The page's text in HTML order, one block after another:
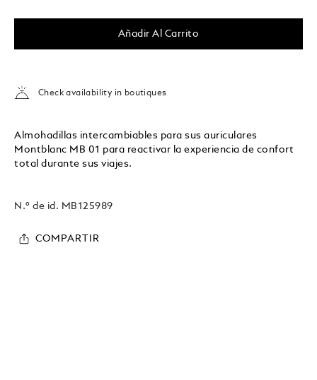
Añadir Al Carrito
Check availability in boutiques
Almohadillas intercambiables para sus auriculares
Montblanc MB 01 para reactivar la experiencia de confort
total durante sus viajes.
N.º de id. MB125989
COMPARTIR